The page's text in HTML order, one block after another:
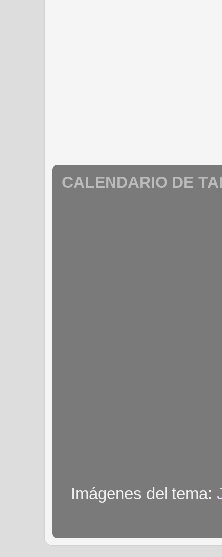
CALENDARIO DE
Imágenes del tema: